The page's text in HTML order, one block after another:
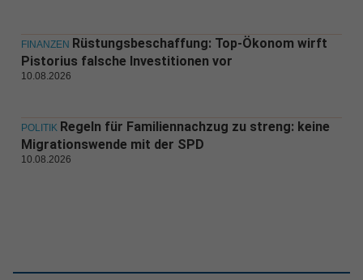
FINANZEN Rüstungsbeschaffung: Top-Ökonom wirft
Pistorius falsche Investitionen vor
10.08.2026
POLITIK Regeln für Familiennachzug zu streng: keine
Migrationswende mit der SPD
10.08.2026